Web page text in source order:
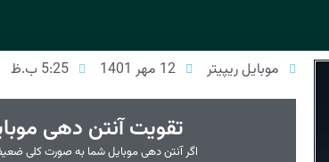
موبایل ریپیتر 12 مهر 1401 5:25 ب.ظ
تقویت آنتن دهی
اگر آنتن دهی موبایل شما به صورت کلی